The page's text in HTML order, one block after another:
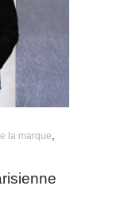
la marque